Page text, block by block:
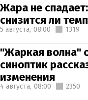
Жара не
снизится ли
5 августа, 08:00 1319
"Жаркая волна"
синоптик
изменения
4 августа, 08:00 2350